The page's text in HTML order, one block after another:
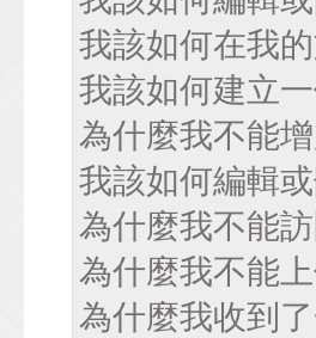
我該如何在我
我該如何建立
為什麼我不能
我該如何編輯
為什麼我不能
為什麼我不能
為什麼我收到